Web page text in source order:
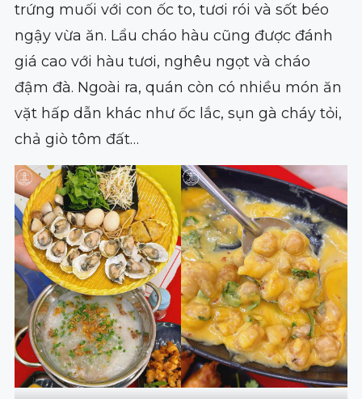
trứng muối với con ốc to, tươi rói và sốt béo
ngậy vừa ăn. Lẩu cháo hàu cũng được đánh
giá cao với hàu tươi, nghêu ngọt và cháo
đậm đà. Ngoài ra, quán còn có nhiều món ăn
vặt hấp dẫn khác như ốc lắc, sụn gà cháy tỏi,
chả giò tôm đất…